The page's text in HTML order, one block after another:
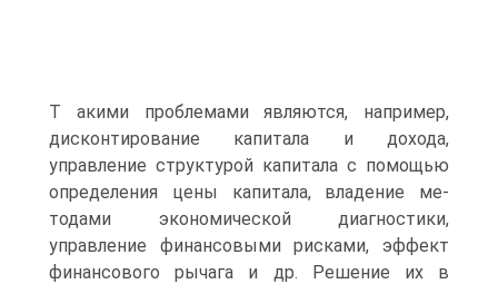
Т акими проблемами являются, например,
дисконтирование капитала и дохода,
управление структурой капитала с помощью
определения цены капитала, владение ме­
тодами экономической диагностики,
управление финансовыми рисками, эффект
финансового рычага и др. Решение их в